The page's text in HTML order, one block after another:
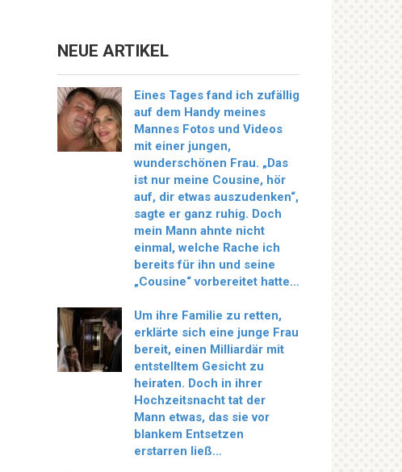
NEUE ARTIKEL
Eines Tages fand ich zufällig
auf dem Handy meines
Mannes Fotos und Videos
mit einer jungen,
wunderschönen Frau. „Das
ist nur meine Cousine, hör
auf, dir etwas auszudenken“,
sagte er ganz ruhig. Doch
mein Mann ahnte nicht
einmal, welche Rache ich
bereits für ihn und seine
„Cousine“ vorbereitet hatte…
Um ihre Familie zu retten,
erklärte sich eine junge Frau
bereit, einen Milliardär mit
entstelltem Gesicht zu
heiraten. Doch in ihrer
Hochzeitsnacht tat der
Mann etwas, das sie vor
blankem Entsetzen
erstarren ließ…